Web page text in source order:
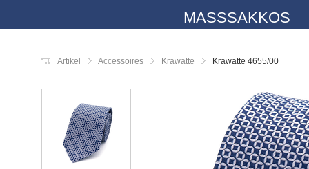
MASSSAKKOS
Artikel Accessoires Krawatte Krawatte 4655/00